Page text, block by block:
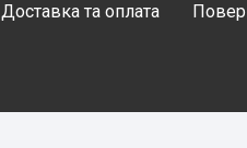
Доставка та оплата